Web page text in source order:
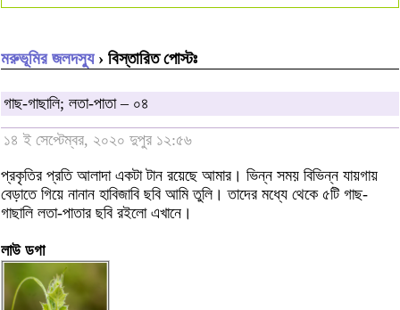
মরুভূমির জলদস্যু› বিস্তারিত পোস্টঃ
গাছ-গাছালি; লতা-পাতা – ০৪
১৪ ই সেপ্টেম্বর, ২০২০ দুপুর ১২:৫৬
প্রকৃতির প্রতি আলাদা একটা টান রয়েছে আমার। ভিন্ন সময় বিভিন্ন যায়গায়
বেড়াতে গিয়ে নানান হাবিজাবি ছবি আমি তুলি। তাদের মধ্যে থেকে ৫টি গাছ-
গাছালি লতা-পাতার ছবি রইলো এখানে।
লাউ ডগা